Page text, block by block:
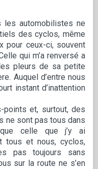
automobilistes ne
des cyclos, même
pour ceux-ci, souvent
qui m’a renversé a
pleurs de sa petite
Auquel d’entre nous
instant d’inattention
points et, surtout, des
ne sont pas tous dans
que celle que j’y ai
tous et nous, cyclos,
pas toujours sans
sur la route ne s’en